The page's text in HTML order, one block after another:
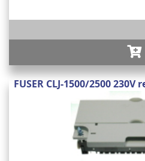
FUSER CLJ-1500/2500